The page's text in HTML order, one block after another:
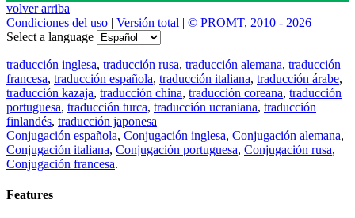
volver arriba
Condiciones del uso | Versión total | © PROMT, 2010 - 2026
Select a language
traducción inglesa, traducción rusa, traducción alemana, traducción
francesa, traducción española, traducción italiana, traducción árabe,
traducción kazaja, traducción china, traducción coreana, traducción
portuguesa, traducción turca, traducción ucraniana, traducción
finlandés, traducción japonesa
Conjugación española, Conjugación inglesa, Conjugación alemana,
Conjugación italiana, Conjugación portuguesa, Conjugación rusa,
Conjugación francesa.
Features